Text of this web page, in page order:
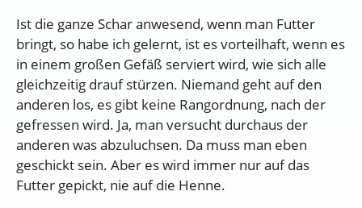
Ist die ganze Schar anwesend, wenn man Futter
bringt, so habe ich gelernt, ist es vorteilhaft, wenn es
in einem großen Gefäß serviert wird, wie sich alle
gleichzeitig drauf stürzen. Niemand geht auf den
anderen los, es gibt keine Rangordnung, nach der
gefressen wird. Ja, man versucht durchaus der
anderen was abzuluchsen. Da muss man eben
geschickt sein. Aber es wird immer nur auf das
Futter gepickt, nie auf die Henne.